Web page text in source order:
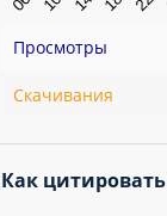
Просмотры
Скачивания
Как цитировать